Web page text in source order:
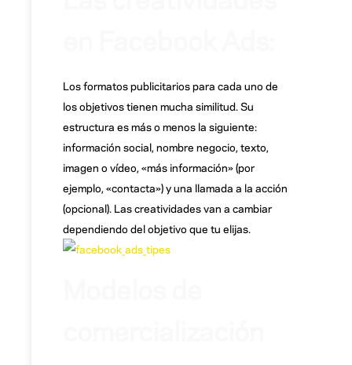
Los formatos publicitarios para cada uno de
los objetivos tienen mucha similitud. Su
estructura es más o menos la siguiente:
información social, nombre negocio, texto,
imagen o vídeo, «más información» (por
ejemplo, «contacta») y una llamada a la acción
(opcional). Las creatividades van a cambiar
dependiendo del objetivo que tu elijas.